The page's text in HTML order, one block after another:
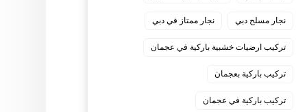
نجار مسلح دبي نجار ممتاز في دبي
‏تركيب ارضيات خشبية باركية في عجمان
‏تركيب باركية بعجمان
‏تركيب باركية في عجمان